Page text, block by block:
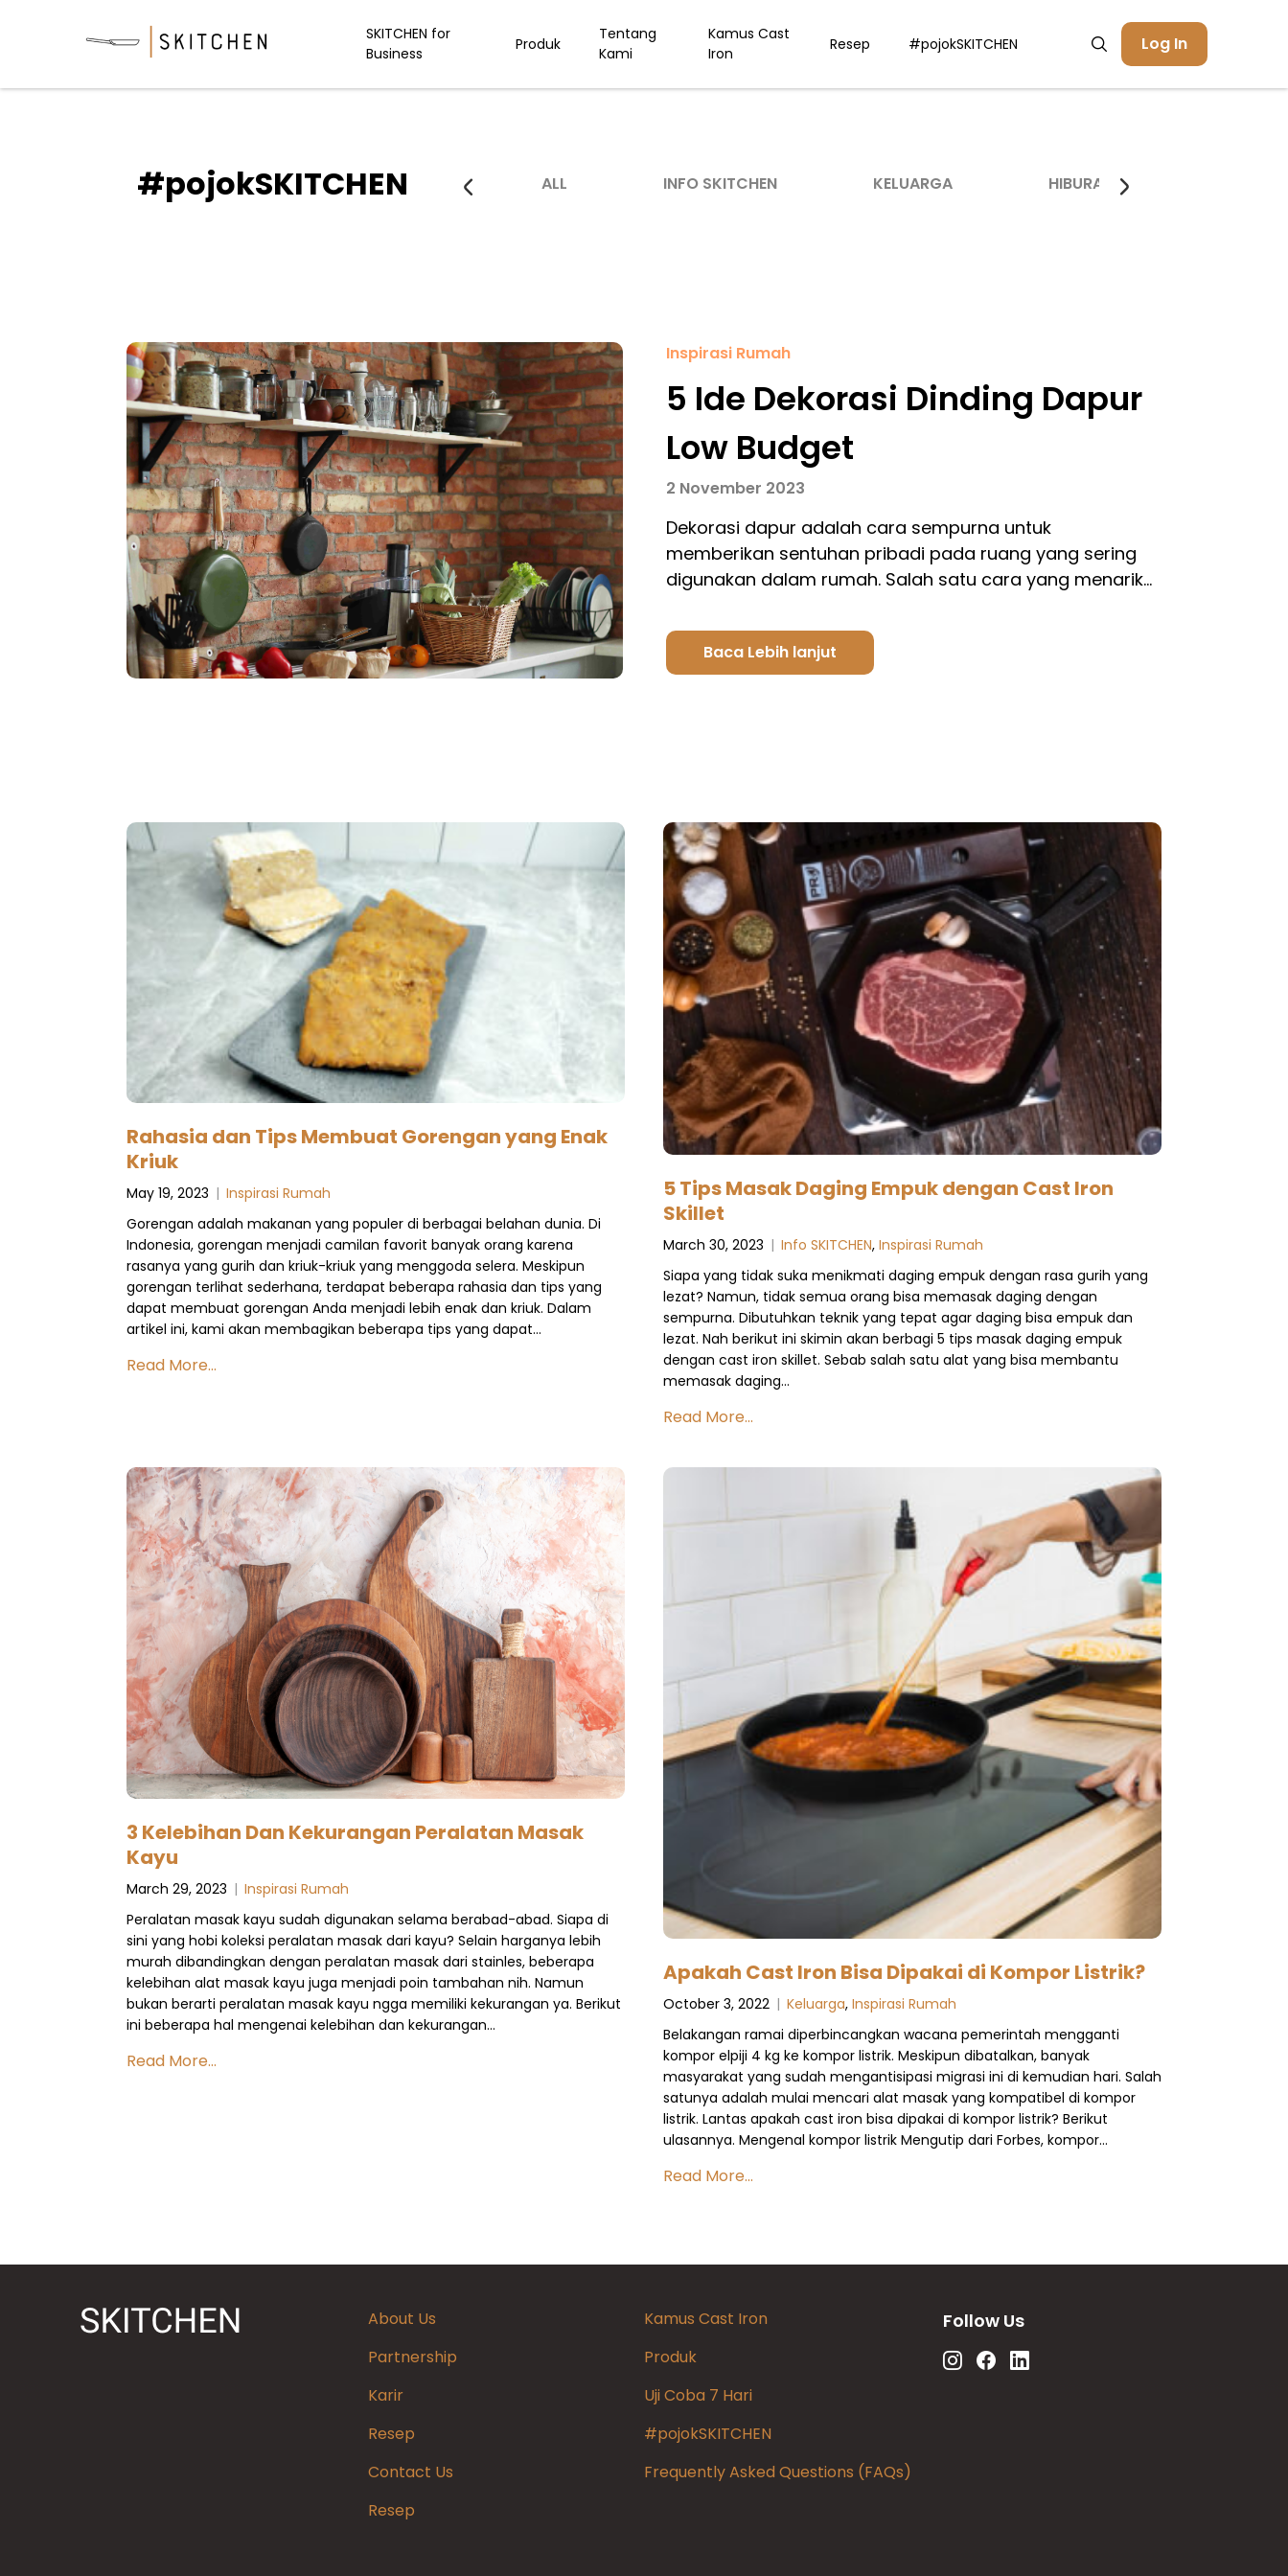
SKITCHEN for
Business
Produk
Tentang
Kami
Kamus Cast
Iron
Resep #pojokSKITCHEN Log In
#pojokSKITCHEN ALL INFO SKITCHEN KELUARGA HIBURAN
Inspirasi Rumah
5 Ide Dekorasi Dinding Dapur
Low Budget
2 November 2023
Dekorasi dapur adalah cara sempurna untuk
memberikan sentuhan pribadi pada ruang yang sering
digunakan dalam rumah. Salah satu cara yang menarik…
Baca Lebih lanjut
Rahasia dan Tips Membuat Gorengan yang Enak
Kriuk
May 19, 2023 | Inspirasi Rumah
Gorengan adalah makanan yang populer di berbagai belahan dunia. Di
Indonesia, gorengan menjadi camilan favorit banyak orang karena
rasanya yang gurih dan kriuk-kriuk yang menggoda selera. Meskipun
gorengan terlihat sederhana, terdapat beberapa rahasia dan tips yang
dapat membuat gorengan Anda menjadi lebih enak dan kriuk. Dalam
artikel ini, kami akan membagikan beberapa tips yang dapat…
Read More...
5 Tips Masak Daging Empuk dengan Cast Iron
Skillet
March 30, 2023 | Info SKITCHEN, Inspirasi Rumah
Siapa yang tidak suka menikmati daging empuk dengan rasa gurih yang
lezat? Namun, tidak semua orang bisa memasak daging dengan
sempurna. Dibutuhkan teknik yang tepat agar daging bisa empuk dan
lezat. Nah berikut ini skimin akan berbagi 5 tips masak daging empuk
dengan cast iron skillet. Sebab salah satu alat yang bisa membantu
memasak daging…
Read More...
3 Kelebihan Dan Kekurangan Peralatan Masak
Kayu
March 29, 2023 | Inspirasi Rumah
Peralatan masak kayu sudah digunakan selama berabad-abad. Siapa di
sini yang hobi koleksi peralatan masak dari kayu? Selain harganya lebih
murah dibandingkan dengan peralatan masak dari stainles, beberapa
kelebihan alat masak kayu juga menjadi poin tambahan nih. Namun
bukan berarti peralatan masak kayu ngga memiliki kekurangan ya. Berikut
ini beberapa hal mengenai kelebihan dan kekurangan…
Read More...
Apakah Cast Iron Bisa Dipakai di Kompor Listrik?
October 3, 2022 | Keluarga, Inspirasi Rumah
Belakangan ramai diperbincangkan wacana pemerintah mengganti
kompor elpiji 4 kg ke kompor listrik. Meskipun dibatalkan, banyak
masyarakat yang sudah mengantisipasi migrasi ini di kemudian hari. Salah
satunya adalah mulai mencari alat masak yang kompatibel di kompor
listrik. Lantas apakah cast iron bisa dipakai di kompor listrik? Berikut
ulasannya. Mengenal kompor listrik Mengutip dari Forbes, kompor…
Read More...
About Us
Kamus Cast Iron
Partnership
Produk
Karir
Uji Coba 7 Hari
Resep
#pojokSKITCHEN
Contact Us
Frequently Asked Questions (FAQs)
Resep
Follow Us